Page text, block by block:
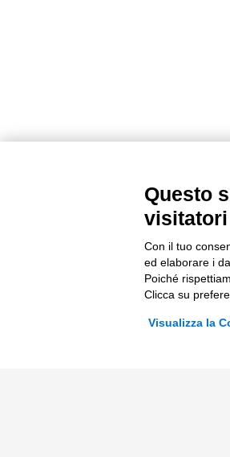
Incentivi e Bandi
Questo
Con il tuo
ed elaborare i
Poiché
Clicca su
Visualizza la